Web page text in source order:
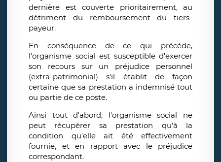
dernière est couverte prioritairement, au
détriment du remboursement du tiers-
payeur.
En conséquence de ce qui précède,
l'organisme social est susceptible d'exercer
son recours sur un préjudice personnel
(extra-patrimonial) s'il établit de façon
certaine que sa prestation a indemnisé tout
ou partie de ce poste.
Ainsi tout d'abord, l'organisme social ne
peut récupérer sa prestation qu'à la
condition qu'elle ait été effectivement
fournie, et en rapport avec le préjudice
correspondant.